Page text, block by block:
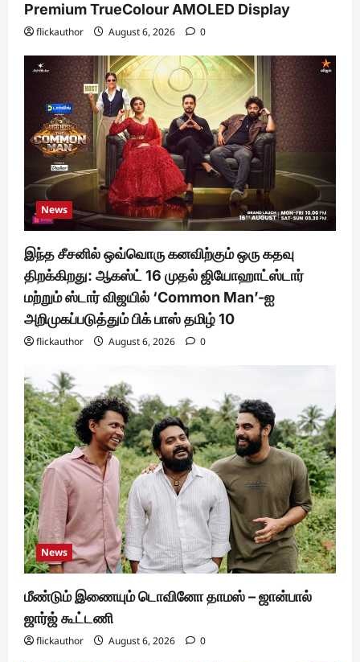
Premium TrueColour AMOLED Display
flickauthor August 6, 2026 0
News
இந்த சீசனில் ஒவ்வொரு கனவிற்கும் ஒரு கதவு
திறக்கிறது: ஆகஸ்ட் 16 முதல் ஜியோஹாட்ஸ்டார்
மற்றும் ஸ்டார் விஜயில் ‘Common Man’-ஐ
அறிமுகப்படுத்தும் பிக் பாஸ் தமிழ் 10
flickauthor August 6, 2026 0
News
மீண்டும் இணையும் டொவினோ தாமஸ் – ஜான்பால்
ஜார்ஜ் கூட்டணி
flickauthor August 6, 2026 0